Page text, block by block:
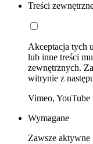
Treści
Akceptacja tych
lub inne treści
zewnętrznych.
witrynie z
Vimeo, YouTube
Wymagane
Zawsze aktywne